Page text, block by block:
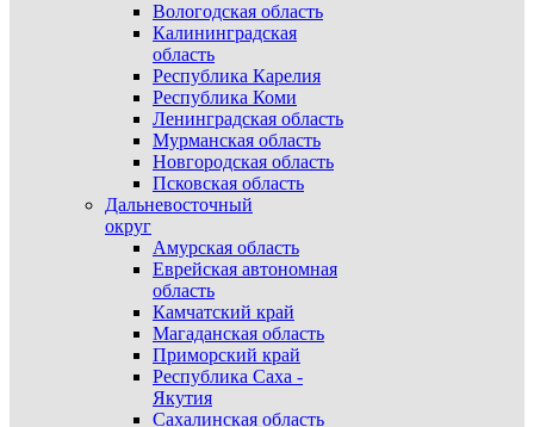
Вологодская область
Калининградская
область
Республика Карелия
Республика Коми
Ленинградская область
Мурманская область
Новгородская область
Псковская область
Дальневосточный
округ
Амурская область
Еврейская автономная
область
Камчатский край
Магаданская область
Приморский край
Республика Саха -
Якутия
Сахалинская область